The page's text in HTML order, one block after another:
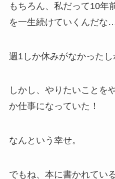
もちろん、私だって10年
を一生続けていくんだな
週1しか休みがなかったし
しかし、やりたいことを
か仕事になっていた！
なんという幸せ。
でもね、本に書かれてい